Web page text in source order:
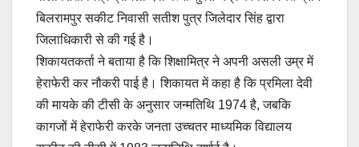
बिलरामपुर सकीट निवासी सतीश पुत्र जिलेदार सिंह द्वारा
जिलाधिकारी से की गई है।
शिकायतकर्ता ने बताया है कि शिक्षामित्र ने अपनी असली उम्र में
हेराफेरी कर नौकरी पाई है। शिकायत में कहा है कि प्रमिला देवी
की मायके की टीसी के अनुसार जन्मतिथि 1974 है, जबकि
कागजों में हेराफेरी करके जनता उच्चतर माध्यमिक विद्यालय